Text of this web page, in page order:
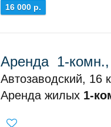
16 000 р.
Аренда 1-комн.,
Автозаводский, 16
Аренда жилых 1-